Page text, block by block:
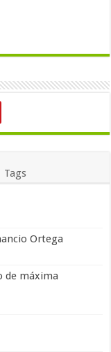
Tags
Ortega
de máxima